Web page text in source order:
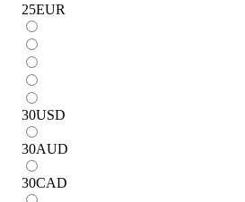
25EUR
30USD
30AUD
30CAD